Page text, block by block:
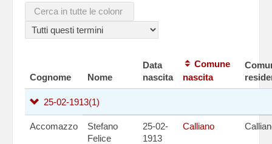
Cognome Nome
Data
nascita
Comune
nascita
25-02-1913(1)
Accomazzo
Stefano
Felice
25-02-
1913
Calliano